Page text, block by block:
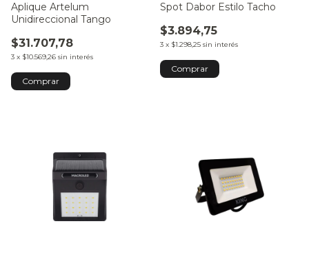
Aplique Artelum
Unidireccional Tango
$31.707,78
3 x $10.569,26 sin interés
Spot Dabor Estilo Tacho
$3.894,75
3 x $1.298,25 sin interés
Comprar